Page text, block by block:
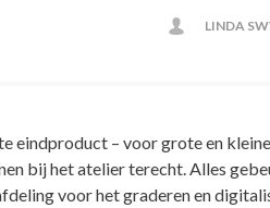
LINDA
– voor grote en
bij het atelier terecht. Alles
voor het graderen en